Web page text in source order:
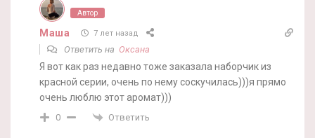
Автор
Маша 7 лет назад
Ответить на Оксана
Я вот как раз недавно тоже заказала наборчик из
красной серии, очень по нему соскучилась)))я прямо
очень люблю этот аромат)))
0 Ответить